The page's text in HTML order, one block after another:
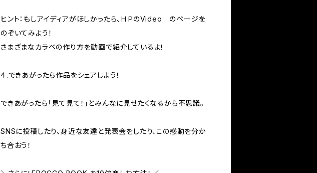
ヒント：もしアイディアがほしかったら、ＨＰのVideo のページを
のぞいてみよう！
​さまざまなカラペの作り方を動画で紹介しているよ！
４.できあがったら作品をシェアしよう！
できあがったら「見て見て！」とみんなに見せたくなるから不思議。
SNSに投稿したり、身近な友達と発表会をしたり、この感動を分か
ち合おう！